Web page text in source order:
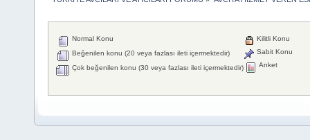
Normal Konu
Beğenilen konu (20 veya fazlası ileti içermektedir)
Çok beğenilen konu (30 veya fazlası ileti içermektedir)
Kilitli Konu
Sabit Konu
Anket